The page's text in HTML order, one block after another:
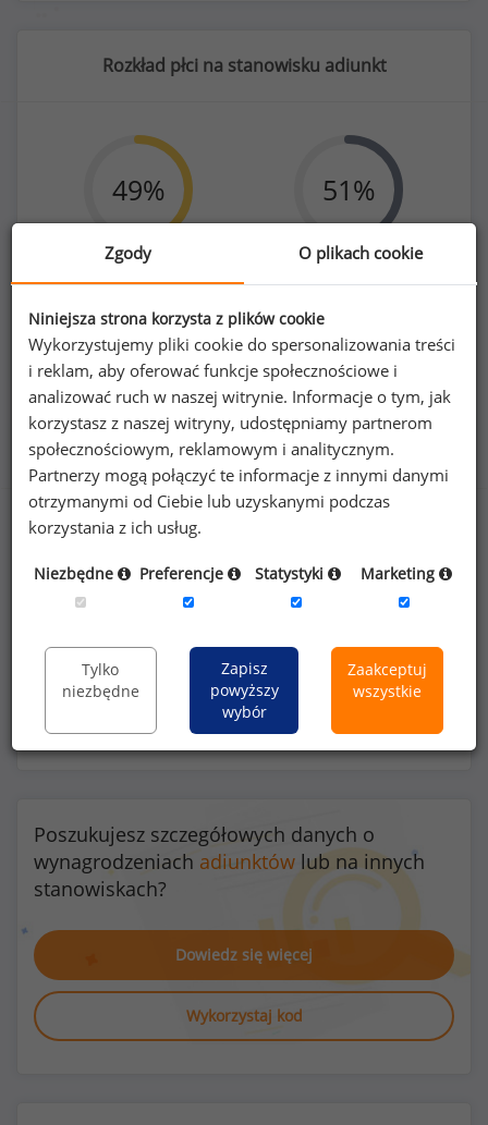
Rozkład płci na stanowisku adiunkt
49%
284
51%
Benefity na stanowisku adiunkt
39 %
możliwość pracy zdalnej
Poszukujesz szczegółowych danych o
wynagrodzeniach adiunktów lub na innych
stanowiskach?
Dowiedz się więcej
Wykorzystaj kod
Zgody O plikach cookie
Niniejsza strona korzysta z plików cookie
Wykorzystujemy pliki cookie do spersonalizowania treści
i reklam, aby oferować funkcje społecznościowe i
analizować ruch w naszej witrynie. Informacje o tym, jak
korzystasz z naszej witryny, udostępniamy partnerom
społecznościowym, reklamowym i analitycznym.
Partnerzy mogą połączyć te informacje z innymi danymi
otrzymanymi od Ciebie lub uzyskanymi podczas
korzystania z ich usług.
Niezbędne Preferencje Statystyki Marketing
Tylko
niezbędne
Zapisz
powyższy
wybór
Zaakceptuj
wszystkie